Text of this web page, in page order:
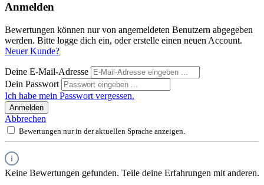
Anmelden
Bewertungen können nur von angemeldeten Benutzern abgegeben
werden. Bitte logge dich ein, oder erstelle einen neuen Account.
Neuer Kunde?
Deine E-Mail-Adresse
Dein Passwort
Ich habe mein Passwort vergessen.
Anmelden
Abbrechen
Bewertungen nur in der aktuellen Sprache anzeigen.
Keine Bewertungen gefunden. Teile deine Erfahrungen mit anderen.